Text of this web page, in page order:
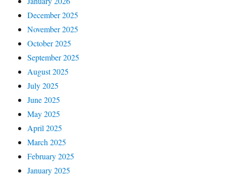
December 2025
November 2025
October 2025
September 2025
August 2025
July 2025
June 2025
May 2025
April 2025
March 2025
February 2025
January 2025